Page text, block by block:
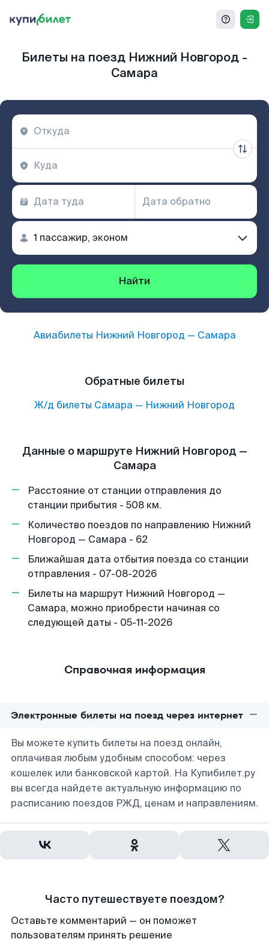
Билеты на поезд Нижний Новгород -
Самара
Найти
Авиабилеты Нижний Новгород — Самара
Обратные билеты
Ж/д билеты Самара — Нижний Новгород
Данные о маршруте Нижний Новгород —
Самара
Расстояние от станции отправления до
станции прибытия - 508 км.
Количество поездов по направлению Нижний
Новгород — Самара - 62
Ближайшая дата отбытия поезда со станции
отправления - 07-08-2026
Билеты на маршрут Нижний Новгород —
Самара, можно приобрести начиная со
следующей даты - 05-11-2026
Справочная информация
Электронные билеты на поезд через интернет
Вы можете купить билеты на поезд онлайн,
оплачивая любым удобным способом: через
кошелек или банковской картой. На Купибилет.ру
вы всегда найдете актуальную информацию по
расписанию поездов РЖД, ценам и направлениям.
Часто путешествуете поездом?
Оставьте комментарий — он поможет
пользователям принять решение